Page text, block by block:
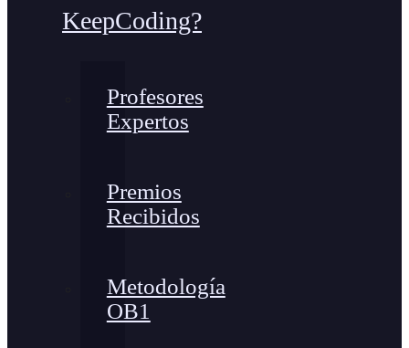
KeepCoding?
Profesores
Expertos
Premios
Recibidos
Metodología
OB1